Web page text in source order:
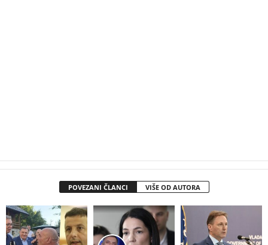
POVEZANI ČLANCI VIŠE OD AUTORA